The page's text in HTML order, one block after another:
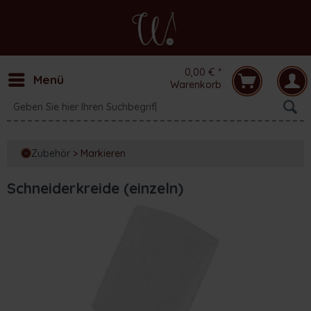
Menü
0,00 € *
Warenkorb
Zubehör > Markieren
Schneiderkreide (einzeln)